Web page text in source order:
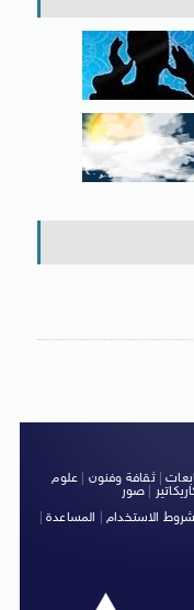
|ثقافة وفنون
علوم
صور
شروط الاستخدام| المساعدة|